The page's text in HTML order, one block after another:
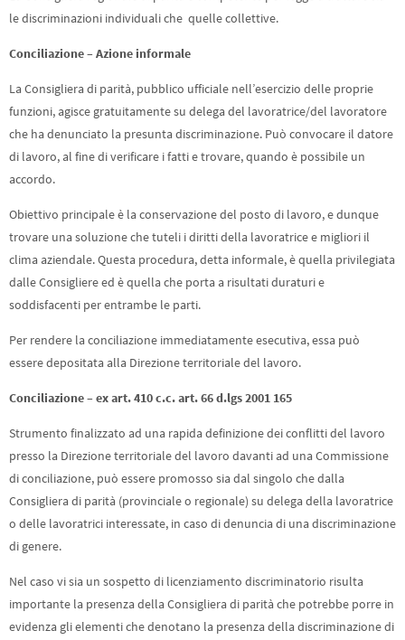
le discriminazioni individuali che quelle collettive.
Conciliazione – Azione informale
La Consigliera di parità, pubblico ufficiale nell’esercizio delle proprie
funzioni, agisce gratuitamente su delega del lavoratrice/del lavoratore
che ha denunciato la presunta discriminazione. Può convocare il datore
di lavoro, al fine di verificare i fatti e trovare, quando è possibile un
accordo.
Obiettivo principale è la conservazione del posto di lavoro, e dunque
trovare una soluzione che tuteli i diritti della lavoratrice e migliori il
clima aziendale. Questa procedura, detta informale, è quella privilegiata
dalle Consigliere ed è quella che porta a risultati duraturi e
soddisfacenti per entrambe le parti.
Per rendere la conciliazione immediatamente esecutiva, essa può
essere depositata alla Direzione territoriale del lavoro.
Conciliazione – ex art. 410 c.c. art. 66 d.lgs 2001 165
Strumento finalizzato ad una rapida definizione dei conflitti del lavoro
presso la Direzione territoriale del lavoro davanti ad una Commissione
di conciliazione, può essere promosso sia dal singolo che dalla
Consigliera di parità (provinciale o regionale) su delega della lavoratrice
o delle lavoratrici interessate, in caso di denuncia di una discriminazione
di genere.
Nel caso vi sia un sospetto di licenziamento discriminatorio risulta
importante la presenza della Consigliera di parità che potrebbe porre in
evidenza gli elementi che denotano la presenza della discriminazione di